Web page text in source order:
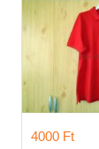
2500 Ft